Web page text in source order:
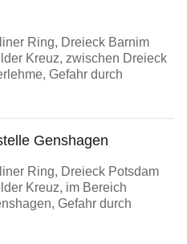
Ring, Dreieck Barnim
Kreuz, zwischen Dreieck
Gefahr durch
Genshagen
Ring, Dreieck Potsdam
Kreuz, im Bereich
Gefahr durch